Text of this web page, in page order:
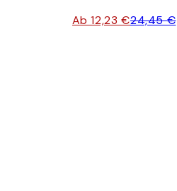
Ab 12,23 €24,45 €